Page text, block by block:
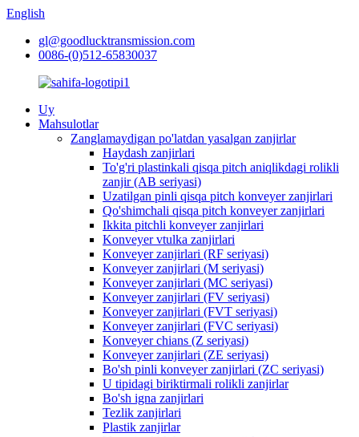
English
gl@goodlucktransmission.com
0086-(0)512-65830037
Uy
Mahsulotlar
Zanglamaydigan po'latdan yasalgan zanjirlar
Haydash zanjirlari
To'g'ri plastinkali qisqa pitch aniqlikdagi rolikli
zanjir (AB seriyasi)
Uzatilgan pinli qisqa pitch konveyer zanjirlari
Qo'shimchali qisqa pitch konveyer zanjirlari
Ikkita pitchli konveyer zanjirlari
Konveyer vtulka zanjirlari
Konveyer zanjirlari (RF seriyasi)
Konveyer zanjirlari (M seriyasi)
Konveyer zanjirlari (MC seriyasi)
Konveyer zanjirlari (FV seriyasi)
Konveyer zanjirlari (FVT seriyasi)
Konveyer zanjirlari (FVC seriyasi)
Konveyer chians (Z seriyasi)
Konveyer zanjirlari (ZE seriyasi)
Bo'sh pinli konveyer zanjirlari (ZC seriyasi)
U tipidagi biriktirmali rolikli zanjirlar
Bo'sh igna zanjirlari
Tezlik zanjirlari
Plastik zanjirlar